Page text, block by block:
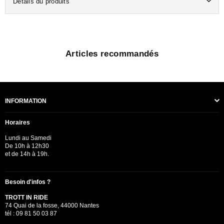
Articles recommandés
INFORMATION
Horaires
Lundi au Samedi
De 10h à 12h30
et de 14h à 19h.
Besoin d'infos ?
TROTT IN RIDE
74 Quai de la fosse, 44000 Nantes
tél : 09 81 50 03 87